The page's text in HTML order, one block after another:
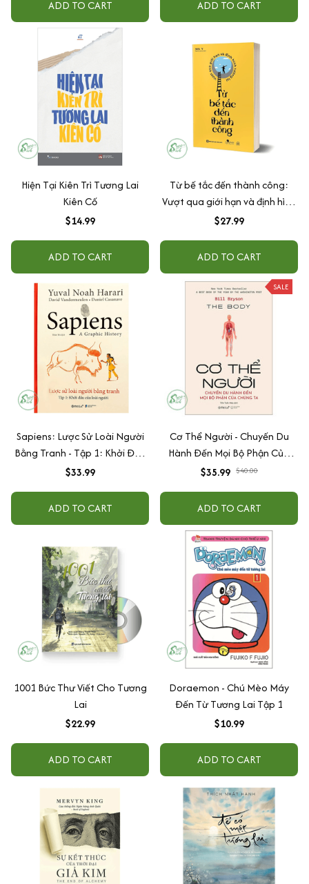
ADD TO CART ADD TO CART
Hiện Tại Kiên Trì Tương Lai
Kiên Cố
$14.99
ADD TO CART
Từ bế tắc đến thành công:
Vượt qua giới hạn và định hình
tương lai
$27.99
ADD TO CART
Sapiens: Lược Sử Loài Người
Bằng Tranh - Tập 1: Khởi Đầu
Của Loài Người
$33.99
ADD TO CART
SALE
Cơ Thể Người - Chuyến Du
Hành Đến Mọi Bộ Phận Của
Chúng Ta
$35.99 $40.00
ADD TO CART
1001 Bức Thư Viết Cho Tương
Lai
$22.99
ADD TO CART
Doraemon - Chú Mèo Máy
Đến Từ Tương Lai Tập 1
$10.99
ADD TO CART